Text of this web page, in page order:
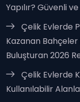
Yapılır? Güvenli
Çelik Evlerde
Kazanan
Buluşturan 2026
Çelik Evlerde
Kullanılabilir